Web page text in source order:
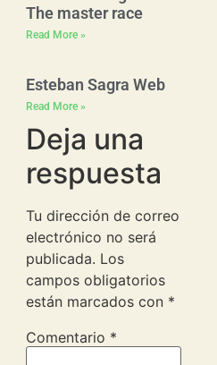
The master race
Read More »
Esteban Sagra Web
Read More »
Deja una
respuesta
Tu dirección de correo
electrónico no será
publicada. Los
campos obligatorios
están marcados con *
Comentario *